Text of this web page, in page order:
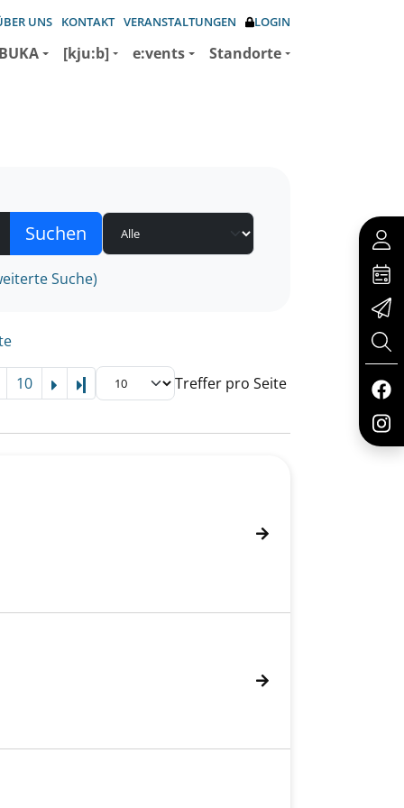
UNS KONTAKT VERANSTALTUNGEN LOGIN
[kju:b] e:vents Standorte
Suche)
10 Letzte Seite Treffer pro Seite